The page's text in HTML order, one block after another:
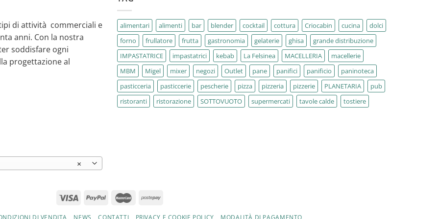
di attività commerciali e
anni. Con la nostra
soddisfare ogni
progettazione al
alimentari alimenti bar blender cocktail cottura Criocabin cucina
dolci
forno
frullatore frutta gastronomia gelaterie ghisa
grande distribuzione
IMPASTATRICE
impastatrici kebab La Felsinea MACELLERIA
macellerie
MBM
Migel mixer negozi Outlet pane panifici panificio
paninoteca
pasticceria
pasticcerie pescherie pizza pizzeria pizzerie PLANETARIA
pub
ristoranti
ristorazione SOTTOVUOTO supermercati tavole calde tostiere
×
DI VENDITA NEWS CONTATTI PRIVACY E COOKIE POLICY MODALITÀ DI PAGAMENTO